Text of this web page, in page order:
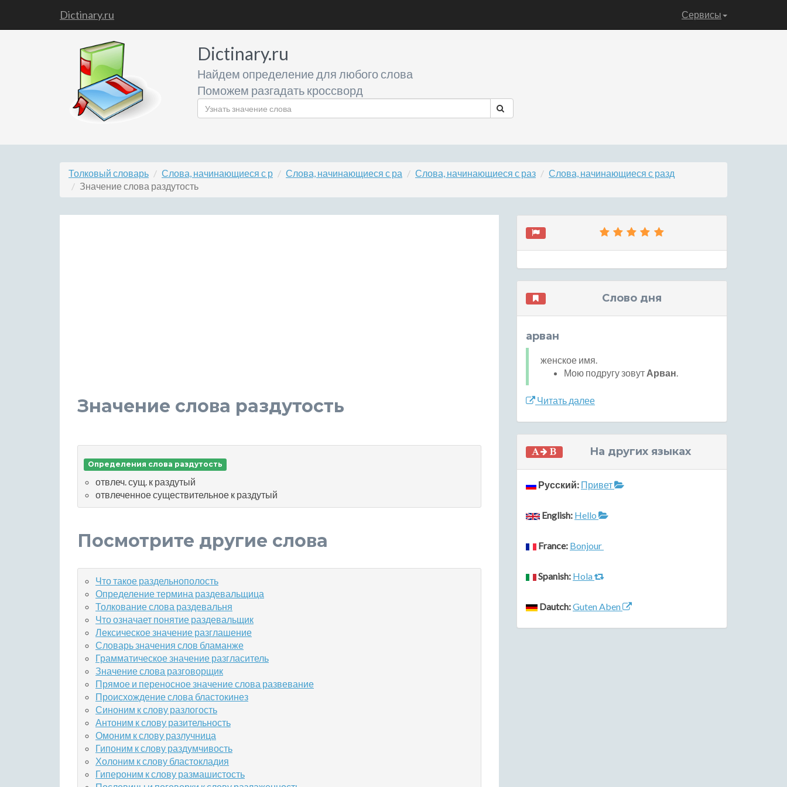
Dictinary.ru Сервисы
Dictinary.ru
Найдем определение для любого слова
Поможем разгадать кроссворд
Толковый словарь Слова, начинающиеся с р Слова, начинающиеся с ра Слова, начинающиеся с раз
Слова, начинающиеся с разд
Значение слова раздутость
Значение слова раздутость
Определения слова раздутость
отвлеч. сущ. к раздутый
отвлеченное существительное к раздутый
Посмотрите другие слова
Что такое раздельнополость
Определение термина раздевальщица
Толкование слова раздевальня
Что означает понятие раздевальщик
Лексическое значение разглашение
Словарь значения слов бламанже
Грамматическое значение разгласитель
Значение слова разговорщик
Прямое и переносное значение слова развевание
Происхождение слова бластокинез
Синоним к слову разлогость
Антоним к слову разительность
Омоним к слову разлучница
Гипоним к слову раздумчивость
Холоним к слову бластокладия
Гипероним к слову размашистость
Слово дня
арван
женское имя.
Мою подругу зовут Арван.
Читать далее
На других языках
Русский: Привет
English: Hello
France: Bonjour
Spanish: Hola
Dautch:Guten Aben